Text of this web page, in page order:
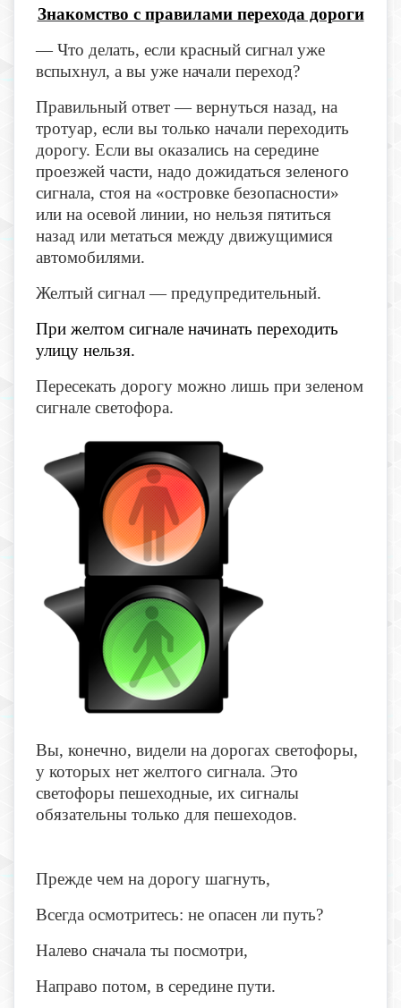
Знакомство с правилами перехода дороги
— Что делать, если красный сигнал уже
вспыхнул, а вы уже начали переход?
Правильный ответ — вернуться назад, на
тротуар, если вы только начали переходить
дорогу. Если вы оказались на середине
проезжей части, надо дожидаться зеленого
сигнала, стоя на «островке безопасности»
или на осевой линии, но нельзя пятиться
назад или метаться между движущимися
автомобилями.
Желтый сигнал — предупредительный.
При желтом сигнале начинать переходить
улицу нельзя.
Пересекать дорогу можно лишь при зеленом
сигнале светофора.
Вы, конечно, видели на дорогах светофоры,
у которых нет желтого сигнала. Это
светофоры пешеходные, их сигналы
обязательны только для пешеходов.
Прежде чем на дорогу шагнуть,
Всегда осмотритесь: не опасен ли путь?
Налево сначала ты посмотри,
Направо потом, в середине пути.